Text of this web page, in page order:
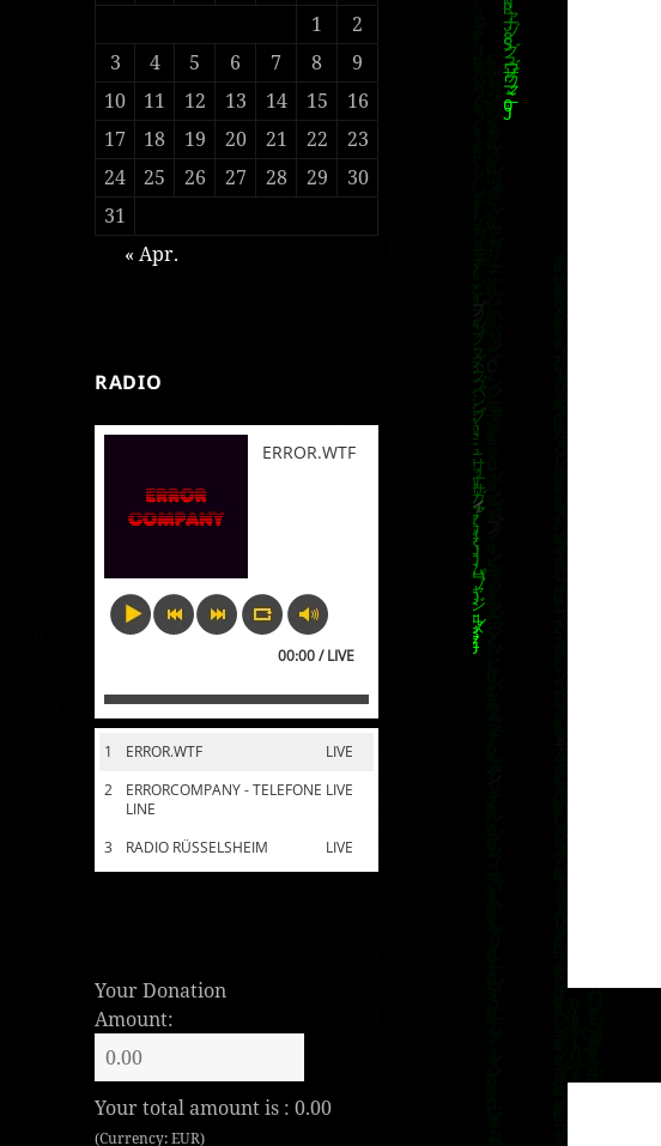
1
2
3
4 5 6 7 8
9
10
11 12 13 14 15
16
17
18 19 20 21 22
23
24
25 26 27 28 29
30
31
« Apr.
RADIO
ERROR.WTF
00:00 / LIVE
1 LIVE
ERROR.WTF
2
LIVE
ERRORCOMPANY - TELEFONE
LINE
3
LIVE
RADIO RÜSSELSHEIM
Your Donation
Amount:
Your total amount is :0.00
(Currency: EUR)